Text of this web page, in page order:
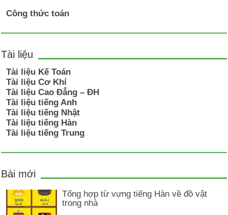
Công thức toán
Tài liệu
Tài liệu Kế Toán
Tài liệu Cơ Khí
Tài liệu Cao Đẳng – ĐH
Tài liệu tiếng Anh
Tài liệu tiếng Nhật
Tài liệu tiếng Hàn
Tài liệu tiếng Trung
Bài mới
Tổng hợp từ vựng tiếng Hàn về đồ vật
trong nhà